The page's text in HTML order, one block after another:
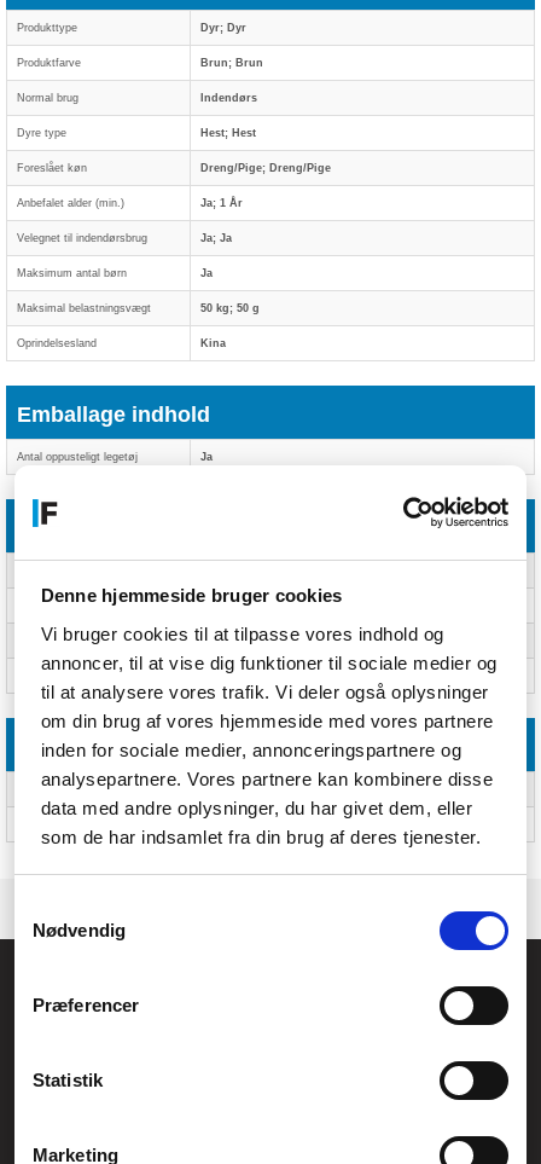
Denne hjemmeside bruger cookies
Vi bruger cookies til at tilpasse vores indhold og
annoncer, til at vise dig funktioner til sociale medier og
til at analysere vores trafik. Vi deler også oplysninger
om din brug af vores hjemmeside med vores partnere
inden for sociale medier, annonceringspartnere og
analysepartnere. Vores partnere kan kombinere disse
data med andre oplysninger, du har givet dem, eller
som de har indsamlet fra din brug af deres tjenester.
Nødvendig
Præferencer
Statistik
Marketing
Produkttype Dyr; Dyr
Produktfarve Brun; Brun
Normal brug Indendørs
Dyre type Hest; Hest
Foreslået køn Dreng/Pige; Dreng/Pige
Anbefalet alder (min.) Ja; 1 År
Velegnet til indendørsbrug Ja; Ja
Maksimum antal børn Ja
Maksimal belastningsvægt 50 kg; 50 g
Oprindelsesland Kina
Emballage indhold
Antal oppusteligt legetøj Ja
Vægt & størrelser
Dybde 240 mm; 240 mm
Højde 450 mm; 450 mm
1,4 kg; 1.4 kg
Emballeringsdata
Pakketype Kasse; Kasse
CVR.: 26208637
Generelle henvendelser:
Service- og reklamationsafdelingen: